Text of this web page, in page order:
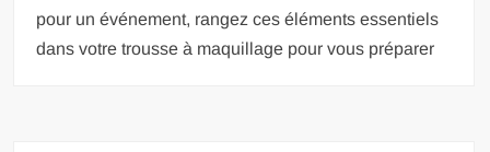
pour un événement, rangez ces éléments essentiels
dans votre trousse à maquillage pour vous préparer